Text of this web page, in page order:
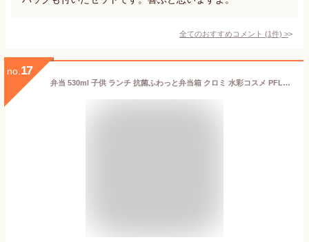
全てのおすすめコメント (1件) >
no. 17
弁当 530ml 子供 ランチ 抗菌ふわっと弁当箱 クロミ 水彩コスメ PFLB6AG弁当 子供 ランチ 日本製 1段 大人 スケーター ランチボックス SKATER